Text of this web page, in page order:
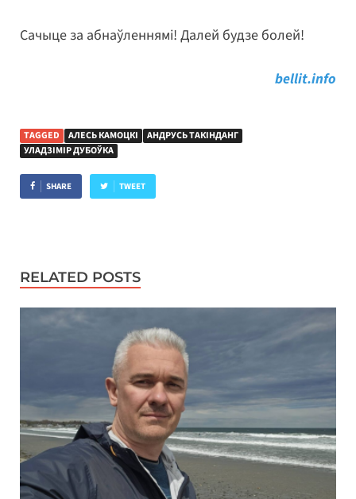
Сачыце за абнаўленнямі! Далей будзе болей!
bellit.info
TAGGED АЛЕСЬ КАМОЦКІ
АНДРУСЬ ТАКІНДАНГ
УЛАДЗІМІР ДУБОЎКА
SHARE TWEET
RELATED POSTS